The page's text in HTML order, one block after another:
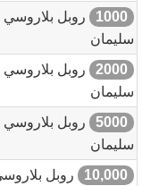
1000
روبل بلاروسي
سليمان
2000
روبل بلاروسي
سليمان
5000
روبل بلاروسي
سليمان
10,000
روبل